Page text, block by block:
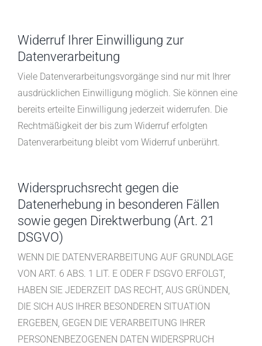
Widerruf Ihrer Einwilligung zur
Datenverarbeitung
Viele Datenverarbeitungsvorgänge sind nur mit Ihrer
ausdrücklichen Einwilligung möglich. Sie können eine
bereits erteilte Einwilligung jederzeit widerrufen. Die
Rechtmäßigkeit der bis zum Widerruf erfolgten
Datenverarbeitung bleibt vom Widerruf unberührt.
Widerspruchsrecht gegen die
Datenerhebung in besonderen Fällen
sowie gegen Direktwerbung (Art. 21
DSGVO)
WENN DIE DATENVERARBEITUNG AUF GRUNDLAGE
VON ART. 6 ABS. 1 LIT. E ODER F DSGVO ERFOLGT,
HABEN SIE JEDERZEIT DAS RECHT, AUS GRÜNDEN,
DIE SICH AUS IHRER BESONDEREN SITUATION
ERGEBEN, GEGEN DIE VERARBEITUNG IHRER
PERSONENBEZOGENEN DATEN WIDERSPRUCH